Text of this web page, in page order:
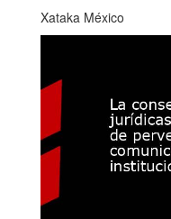
Xataka México